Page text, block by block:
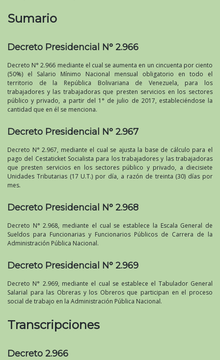
Sumario
Decreto Presidencial N° 2.966
Decreto N° 2.966 mediante el cual se aumenta en un cincuenta por ciento
(50%) el Salario Mínimo Nacional mensual obligatorio en todo el
territorio de la República Bolivariana de Venezuela, para los
trabajadores y las trabajadoras que presten servicios en los sectores
público y privado, a partir del 1° de julio de 2017, estableciéndose la
cantidad que en él se menciona.
Decreto Presidencial N° 2.967
Decreto N° 2.967, mediante el cual se ajusta la base de cálculo para el
pago del Cestaticket Socialista para los trabajadores y las trabajadoras
que presten servicios en los sectores público y privado, a diecisiete
Unidades Tributarias (17 U.T.) por día, a razón de treinta (30) días por
mes.
Decreto Presidencial N° 2.968
Decreto N° 2.968, mediante el cual se establece la Escala General de
Sueldos para Funcionarias y Funcionarios Públicos de Carrera de la
Administración Pública Nacional.
Decreto Presidencial N° 2.969
Decreto N° 2.969, mediante el cual se establece el Tabulador General
Salarial para las Obreras y los Obreros que participan en el proceso
social de trabajo en la Administración Pública Nacional.
Transcripciones
Decreto 2.966